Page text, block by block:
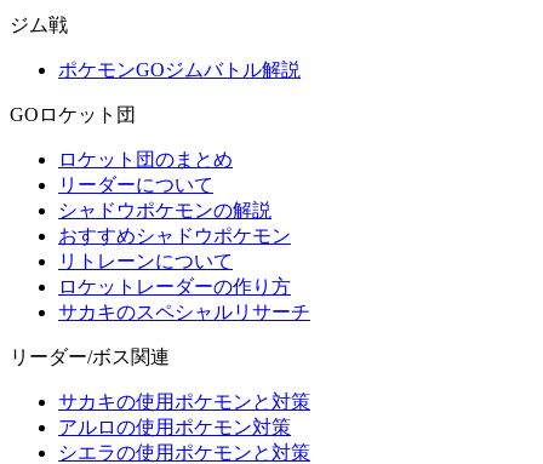
ジム戦
ポケモンGOジムバトル解説
GOロケット団
ロケット団のまとめ
リーダーについて
シャドウポケモンの解説
おすすめシャドウポケモン
リトレーンについて
ロケットレーダーの作り方
サカキのスペシャルリサーチ
リーダー/ボス関連
サカキの使用ポケモンと対策
アルロの使用ポケモン対策
シエラの使用ポケモンと対策